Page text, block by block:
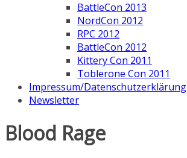
BattleCon 2013
NordCon 2012
RPC 2012
BattleCon 2012
Kittery Con 2011
Toblerone Con 2011
Impressum/Datenschutzerklärung
Newsletter
Blood Rage